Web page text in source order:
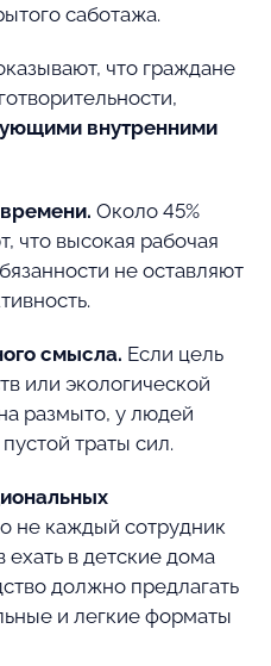
саботажа.
что граждане
внутренними
Около 45%
что высокая рабочая
не оставляют
смысла. Если цель
или экологической
размыто, у людей
траты сил.
не каждый сотрудник
ехать в детские дома
должно предлагать
и легкие форматы